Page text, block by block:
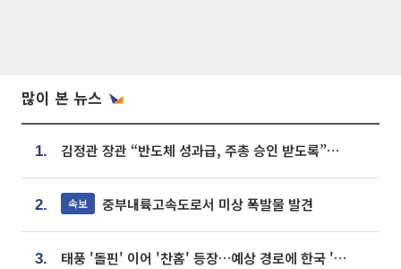
많이 본 뉴스
1. 김정관 장관 “반도체 성과급, 주총 승인 받도록”…상법·자본시장법 개정 시사
2. 속보 중부내륙고속도로서 미상 폭발물 발견
3. 태풍 '돌핀' 이어 '찬홈' 등장…예상 경로에 한국 '한숨'